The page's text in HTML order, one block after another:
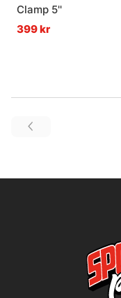
Clamp 5''
399 kr